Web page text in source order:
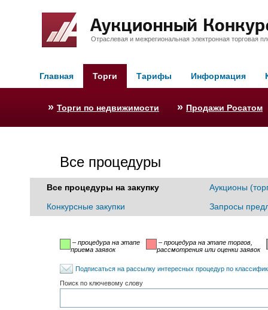
Отраслевая и межрегиональная электронная торговая
Главная Торги Тарифы Информация
» Торги по недвижимости » Продажи Росатом
Все процедуры
Все процедуры на закупку
Аукционы
Конкурсные закупки
Запросы
– процедура на этапе
приема заявок
– процедура на этапе торгов,
рассмотрения или оценки заявок
Подписаться на рассылку интересных процедур по
Поиск по ключевому слову